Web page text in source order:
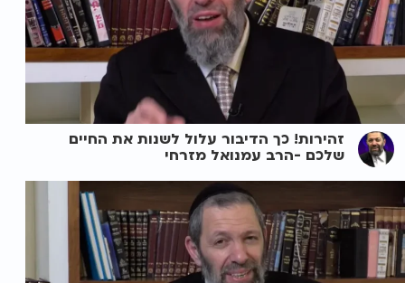
זהירות! כך הדיבור עלול לשנות את החיים
שלכם -הרב עמנואל מזרחי